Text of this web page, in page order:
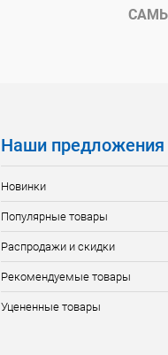
Наши предложения
Новинки
Популярные товары
Распродажи и скидки
Рекомендуемые товары
Уцененные товары